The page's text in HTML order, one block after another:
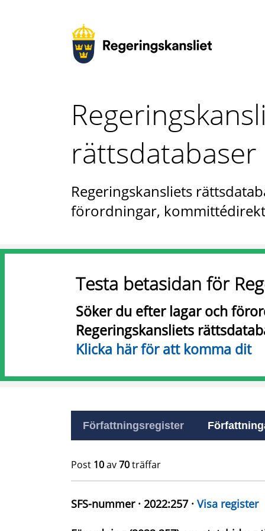
rättsdatabaser
Regeringskansliets
förordningar,
Testa betasidan för
Söker du efter lagar och
Regeringskansliets
Klicka här för att komma dit
Författningsregister
Post 10av70träffar
SFS-nummer · 2022:257 · Visa register